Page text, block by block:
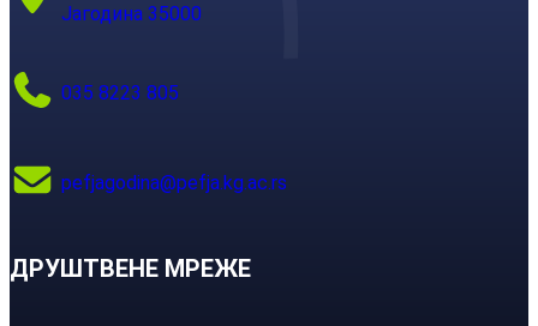
Јагодина 35000
035 8223 805
pefjagodina@pefja.kg.ac.rs
ДРУШТВЕНЕ МРЕЖЕ